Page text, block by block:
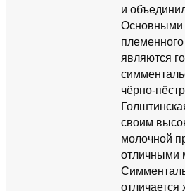
и
Основными
являются
чёрно-
своим
молочной
отличными